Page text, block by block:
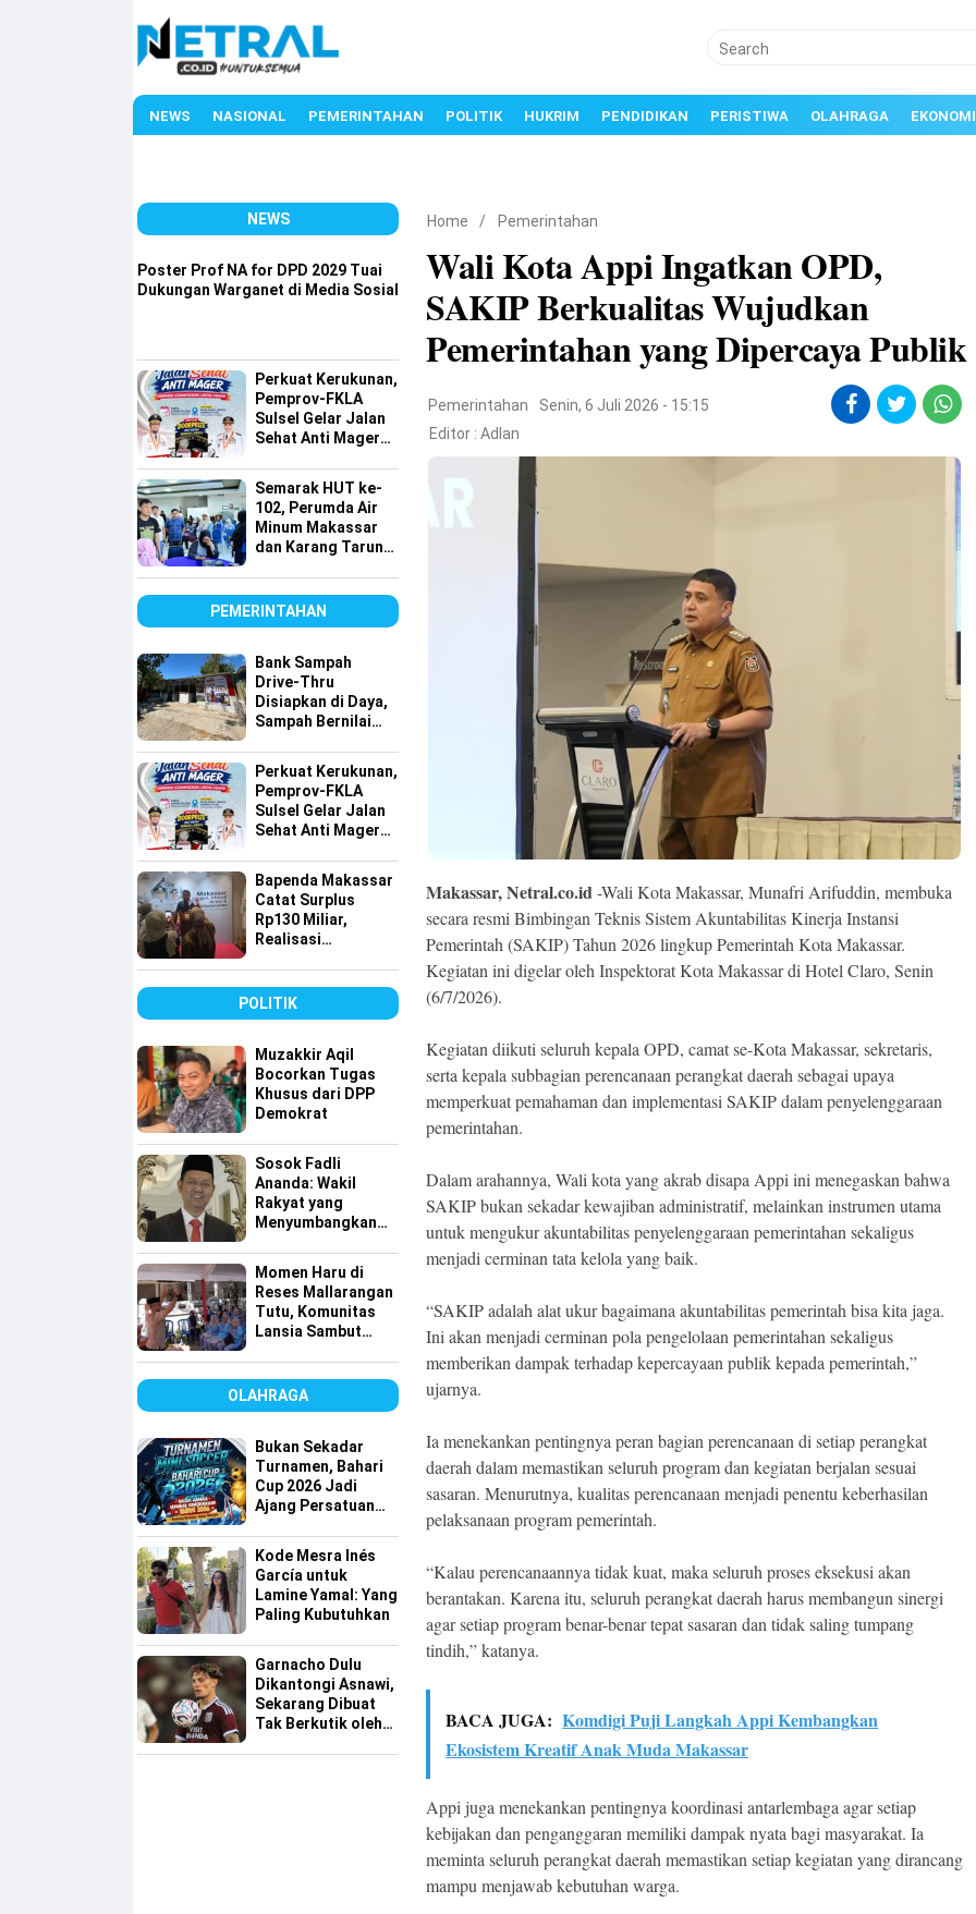
NEWS NASIONAL PEMERINTAHAN POLITIK HUKRIM PENDIDIKAN PERISTIWA OLAHRAGA EKONOMI
NEWS
Poster Prof NA for DPD 2029 Tuai
Dukungan Warganet di Media Sosial
Perkuat Kerukunan,
Pemprov-FKLA
Sulsel Gelar Jalan
Sehat Anti Mager
Lintas Agama
Semarak HUT ke-
102, Perumda Air
Minum Makassar
dan Karang Taruna
PEMERINTAHAN
Bank Sampah
Drive-Thru
Disiapkan di Daya,
Sampah Bernilai
Perkuat Kerukunan,
Pemprov-FKLA
Sulsel Gelar Jalan
Sehat Anti Mager
Lintas Agama
Bapenda Makassar
Catat Surplus
Rp130 Miliar,
Realisasi
POLITIK
Muzakkir Aqil
Bocorkan Tugas
Khusus dari DPP
Demokrat
Sosok Fadli
Ananda: Wakil
Rakyat yang
Menyumbangkan
Kurang Mampu
Momen Haru di
Reses Mallarangan
Tutu, Komunitas
Lansia Sambut
OLAHRAGA
Bukan Sekadar
Turnamen, Bahari
Cup 2026 Jadi
Ajang Persatuan
Sinjai
Kode Mesra Inés
García untuk
Lamine Yamal: Yang
Paling Kubutuhkan
Garnacho Dulu
Dikantongi Asnawi,
Sekarang Dibuat
Tak Berkutik oleh
Home / Pemerintahan
Wali Kota Appi Ingatkan OPD,
SAKIP Berkualitas Wujudkan
Pemerintahan yang Dipercaya Publik
Pemerintahan
Senin, 6 Juli 2026 - 15:15
Editor :Adlan
Makassar, Netral.co.id-Wali Kota Makassar, Munafri Arifuddin, membuka
secara resmi Bimbingan Teknis Sistem Akuntabilitas Kinerja Instansi
Pemerintah (SAKIP) Tahun 2026 lingkup Pemerintah Kota Makassar.
Kegiatan ini digelar oleh Inspektorat Kota Makassar di Hotel Claro, Senin
(6/7/2026).
Kegiatan diikuti seluruh kepala OPD, camat se-Kota Makassar, sekretaris,
serta kepala subbagian perencanaan perangkat daerah sebagai upaya
memperkuat pemahaman dan implementasi SAKIP dalam penyelenggaraan
pemerintahan.
Dalam arahannya, Wali kota yang akrab disapa Appi ini menegaskan bahwa
SAKIP bukan sekadar kewajiban administratif, melainkan instrumen utama
untuk mengukur akuntabilitas penyelenggaraan pemerintahan sekaligus
menjadi cerminan tata kelola yang baik.
“SAKIP adalah alat ukur bagaimana akuntabilitas pemerintah bisa kita jaga.
Ini akan menjadi cerminan pola pengelolaan pemerintahan sekaligus
memberikan dampak terhadap kepercayaan publik kepada pemerintah,”
ujarnya.
Ia menekankan pentingnya peran bagian perencanaan di setiap perangkat
daerah dalam memastikan seluruh program dan kegiatan berjalan sesuai
sasaran. Menurutnya, kualitas perencanaan menjadi penentu keberhasilan
pelaksanaan program pemerintah.
“Kalau perencanaannya tidak kuat, maka seluruh proses eksekusi akan
berantakan. Karena itu, seluruh perangkat daerah harus membangun sinergi
agar setiap program benar-benar tepat sasaran dan tidak saling tumpang
tindih,” katanya.
BACA JUGA: Komdigi Puji Langkah Appi Kembangkan
Ekosistem Kreatif Anak Muda Makassar
Appi juga menekankan pentingnya koordinasi antarlembaga agar setiap
kebijakan dan penganggaran memiliki dampak nyata bagi masyarakat. Ia
meminta seluruh perangkat daerah memastikan setiap kegiatan yang dirancang
mampu menjawab kebutuhan warga.